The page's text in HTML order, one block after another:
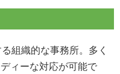
組織的な事務所。 多く
ィーな対応が可能で